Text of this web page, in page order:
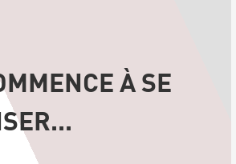
À SE